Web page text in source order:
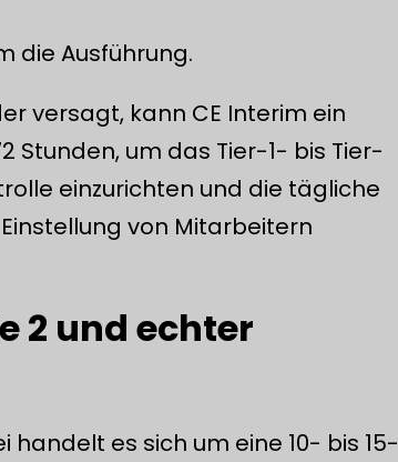
die Ausführung.
versagt, kann CE Interim ein
Stunden, um das Tier-1- bis Tier-
einzurichten und die tägliche
von Mitarbeitern
2 und echter
handelt es sich um eine 10- bis 15-